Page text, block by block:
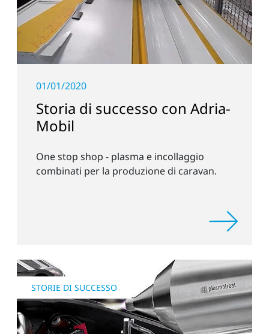
01/01/2020
Storia di successo con Adria-
Mobil
One stop shop - plasma e incollaggio
combinati per la produzione di caravan.
STORIE DI SUCCESSO